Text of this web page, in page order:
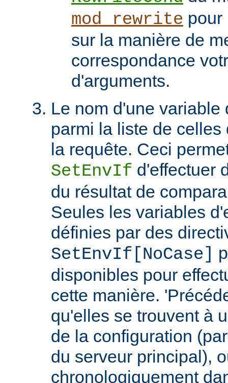
mod_rewrite pour
sur la manière de
correspondance
d'arguments.
Le nom d'une variable
parmi la liste de
la requête. Ceci
SetEnvIf d'effectuer
du résultat de
Seules les variables
définies par des
SetEnvIf[NoCase]
disponibles pour
cette manière.
qu'elles se trouvent à
de la configuration
du serveur principal),
chronologiquement